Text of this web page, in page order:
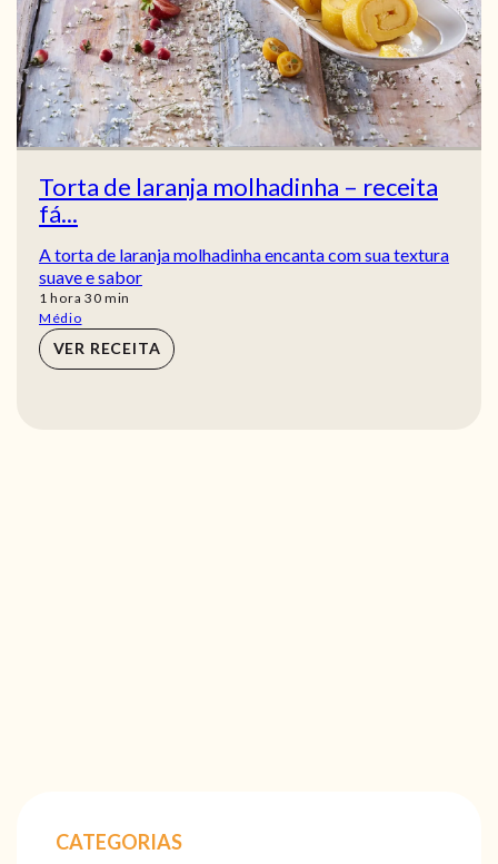
Torta de laranja molhadinha – receita
fá...
A torta de laranja molhadinha encanta com sua textura
suave e sabor
1 hora
hora 30min
min
Médio
VER RECEITA
CATEGORIAS